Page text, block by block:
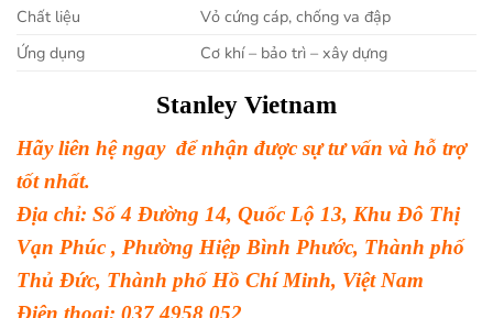
Chất liệu
Vỏ cứng cáp, chống va đập
Ứng dụng
Cơ khí – bảo trì – xây dựng
Stanley Vietnam
Hãy liên hệ ngay để nhận được sự tư vấn và hỗ trợ
tốt nhất.
Địa chỉ: Số 4 Đường 14, Quốc Lộ 13, Khu Đô Thị
Vạn Phúc , Phường Hiệp Bình Phước, Thành phố
Thủ Đức, Thành phố Hồ Chí Minh, Việt Nam
Điện thoại: 037 4958 052